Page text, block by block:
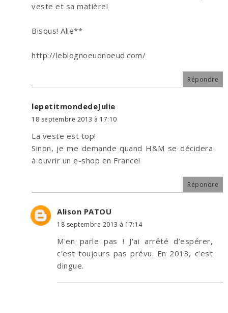
veste et sa matière!
Bisous! Alie**
http://leblognoeudnoeud.com/
Répondre
lepetitmondedeJulie
18 septembre 2013 à 17:10
La veste est top!
Sinon, je me demande quand H&M se décidera
à ouvrir un e-shop en France!
Répondre
Alison PATOU
18 septembre 2013 à 17:14
M'en parle pas ! J'ai arrêté d’espérer,
c'est toujours pas prévu. En 2013, c'est
dingue.